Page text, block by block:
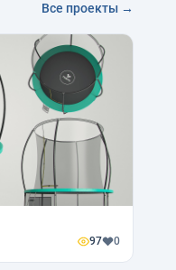
Все проекты →
97 0